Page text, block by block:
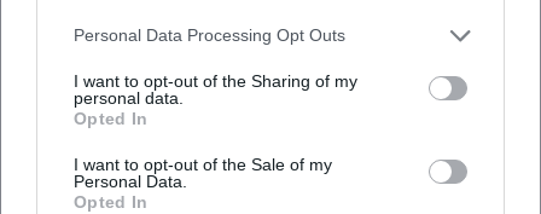
Personal Data Processing Opt Outs
I want to opt-out of the Sharing of my
personal data.
Opted In
I want to opt-out of the Sale of my
Personal Data.
Opted In
Ist das Festival barrierefrei zugänglich?
Ist das Festival wetterabhängig?